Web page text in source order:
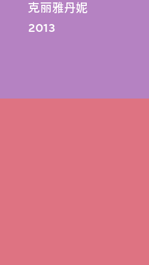
克丽雅丹妮
2013